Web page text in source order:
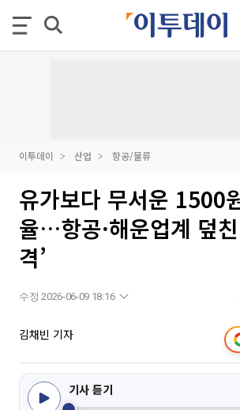
이투데이 산업 항공/물류
유가보다 무서운 1500
율…항공·해운업계 덮
격’
수정 2026-06-09 18:16
김채빈 기자
기사 듣기